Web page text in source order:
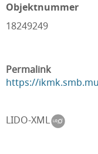
Objektnummer
18249249
Permalink
https://
LIDO-XML